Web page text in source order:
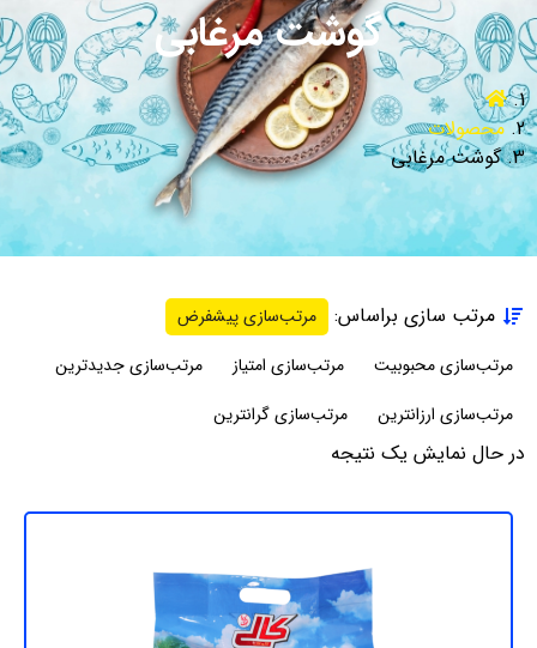
گوشت مرغابی
محصولات
گوشت مرغابی
در حال نمایش یک نتیجه
مرتب سازی براساس:
مرتب‌سازی پیشفرض
مرتب‌سازی محبوبیت
مرتب‌سازی امتیاز
مرتب‌سازی جدیدترین
مرتب‌سازی ارزانترین
مرتب‌سازی گرانترین